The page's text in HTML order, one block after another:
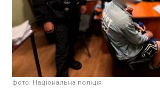
фото: Національна поліція